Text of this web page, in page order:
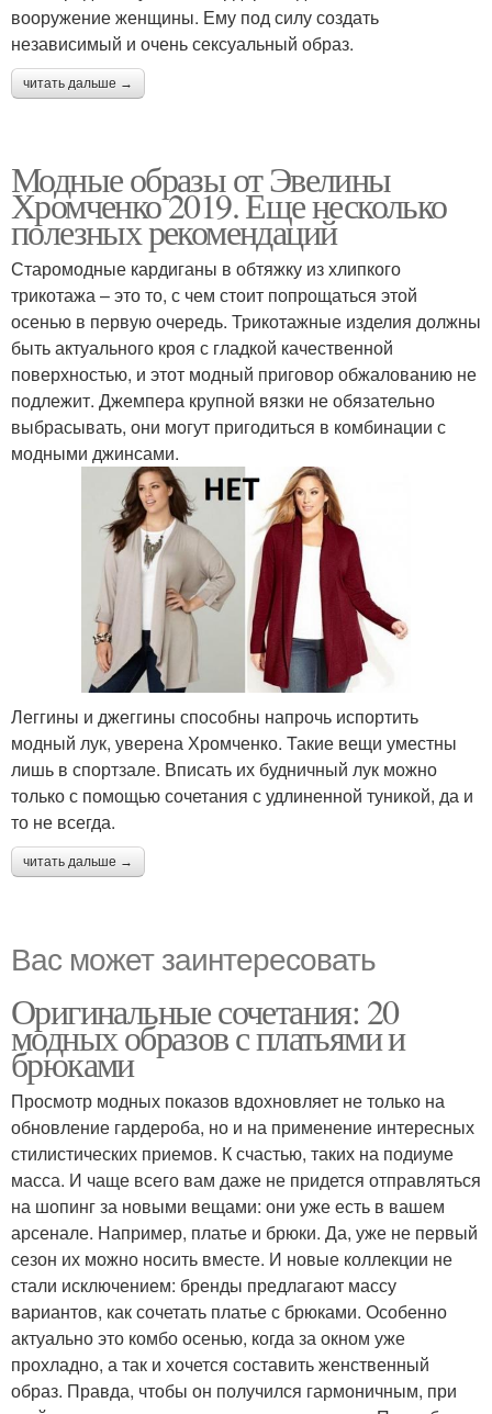
вооружение женщины. Ему под силу создать
независимый и очень сексуальный образ.
читать дальше →
Модные образы от Эвелины
Хромченко 2019. Еще несколько
полезных рекомендаций
Старомодные кардиганы в обтяжку из хлипкого
трикотажа – это то, с чем стоит попрощаться этой
осенью в первую очередь. Трикотажные изделия должны
быть актуального кроя с гладкой качественной
поверхностью, и этот модный приговор обжалованию не
подлежит. Джемпера крупной вязки не обязательно
выбрасывать, они могут пригодиться в комбинации с
модными джинсами.
Леггины и джеггины способны напрочь испортить
модный лук, уверена Хромченко. Такие вещи уместны
лишь в спортзале. Вписать их будничный лук можно
только с помощью сочетания с удлиненной туникой, да и
то не всегда.
читать дальше →
Вас может заинтересовать
Оригинальные сочетания: 20
модных образов с платьями и
брюками
Просмотр модных показов вдохновляет не только на
обновление гардероба, но и на применение интересных
стилистических приемов. К счастью, таких на подиуме
масса. И чаще всего вам даже не придется отправляться
на шопинг за новыми вещами: они уже есть в вашем
арсенале. Например, платье и брюки. Да, уже не первый
сезон их можно носить вместе. И новые коллекции не
стали исключением: бренды предлагают массу
вариантов, как сочетать платье с брюками. Особенно
актуально это комбо осенью, когда за окном уже
прохладно, а так и хочется составить женственный
образ. Правда, чтобы он получился гармоничным, при